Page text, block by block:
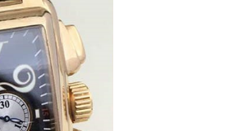
（需提前预约）
前预约）
（需提前预约）
（需提前预约）
楼（芙蓉广场）10层13室（需提前预约）
提前预约）